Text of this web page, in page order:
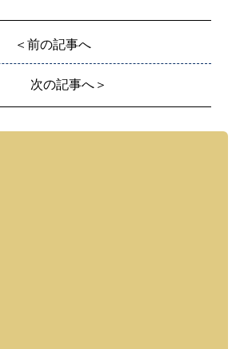
＜前の記事へ
次の記事へ＞